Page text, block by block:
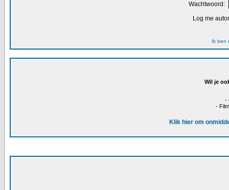
Wachtwoord:
Log me
Ik ben
Wil je
-
-
Klik hier om